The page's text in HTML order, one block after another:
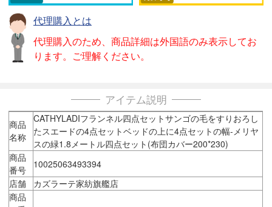
代理購入とは
代理購入のため、商品詳細は外国語のみ表示してお
ります。ご理解ください。
アイテム説明
商品
名称
CATHYLADIフランネル四点セットサンゴの毛をすりおろし
たスエードの4点セットベッドの上に4点セットの幅-メリヤ
スの緑1.8メートル四点セット(布団カバー200*230)
商品
番号
10025063493394
店舗
カズラーテ家紡旗艦店
商品